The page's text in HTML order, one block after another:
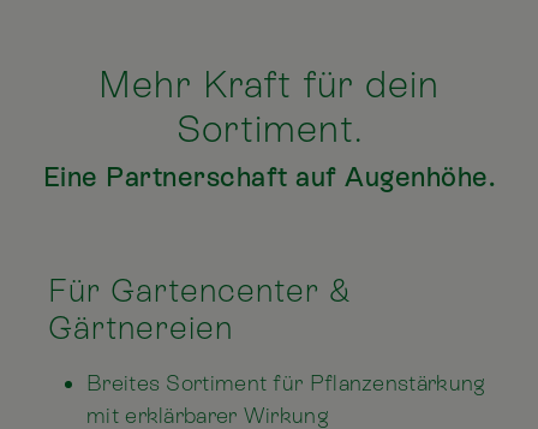
Mehr Kraft für dein
Sortiment.
Eine Partnerschaft auf Augenhöhe.
Für Gartencenter &
Gärtnereien
Breites Sortiment für Pflanzenstärkung
mit erklärbarer Wirkung